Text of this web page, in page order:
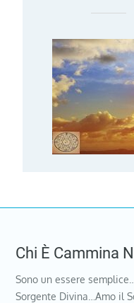
Chi È Cammina
Sono un essere
Sorgente Divina…Amo il